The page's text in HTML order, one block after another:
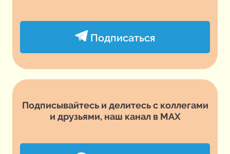
Подписаться
Подписывайтесь и делитесь с коллегами
и друзьями, наш канал в MAX